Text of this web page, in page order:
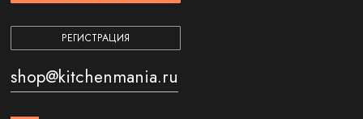
РЕГИСТРАЦИЯ
shop@kitchenmania.ru